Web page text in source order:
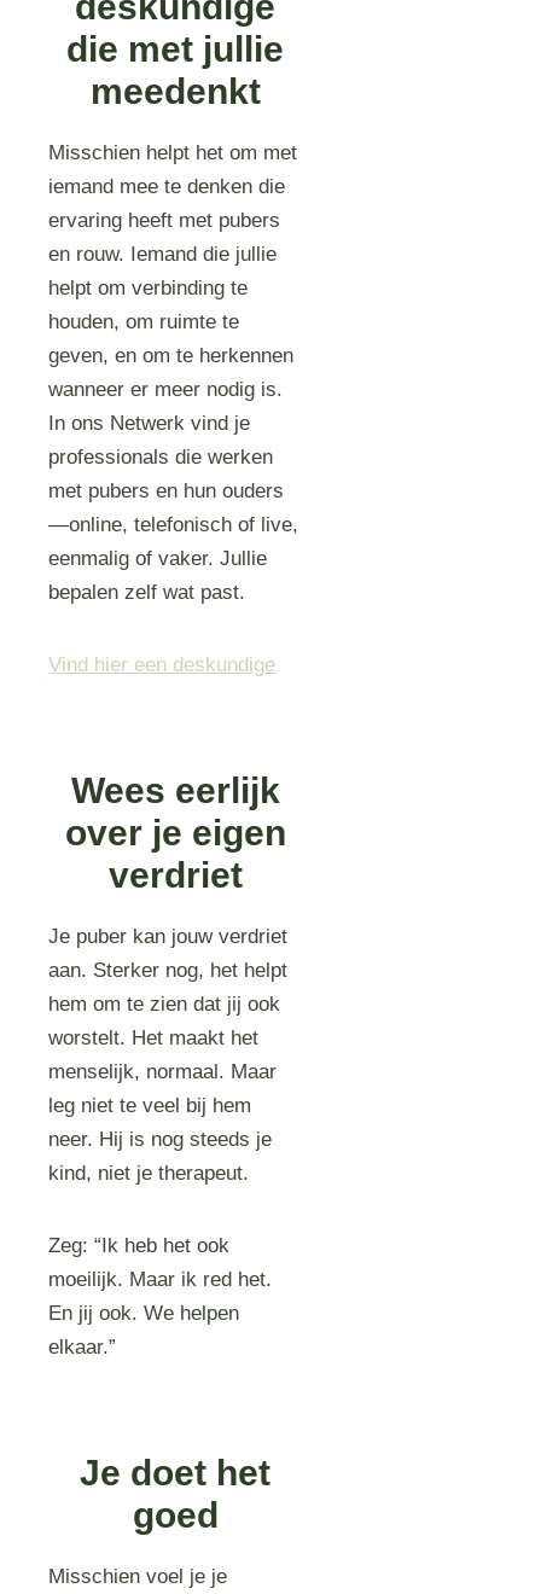
die met jullie
meedenkt
Misschien helpt het om met
iemand mee te denken die
ervaring heeft met pubers
en rouw. Iemand die jullie
helpt om verbinding te
houden, om ruimte te
geven, en om te herkennen
wanneer er meer nodig is.
In ons Netwerk vind je
professionals die werken
met pubers en hun ouders
—online, telefonisch of live,
eenmalig of vaker. Jullie
bepalen zelf wat past.
Vind hier een deskundige
Wees eerlijk
over je eigen
verdriet
Je puber kan jouw verdriet
aan. Sterker nog, het helpt
hem om te zien dat jij ook
worstelt. Het maakt het
menselijk, normaal. Maar
leg niet te veel bij hem
neer. Hij is nog steeds je
kind, niet je therapeut.
Zeg: “Ik heb het ook
moeilijk. Maar ik red het.
En jij ook. We helpen
elkaar.”
Je doet het
goed
Misschien voel je je